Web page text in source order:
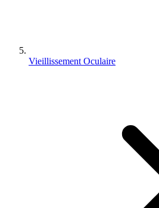
Vieillissement Oculaire